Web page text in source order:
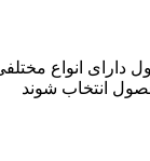
دارای انواع
انتخاب شوند